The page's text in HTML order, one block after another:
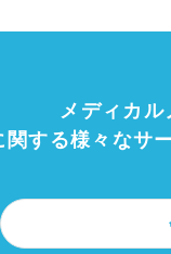
メディカ
関する様々なサ